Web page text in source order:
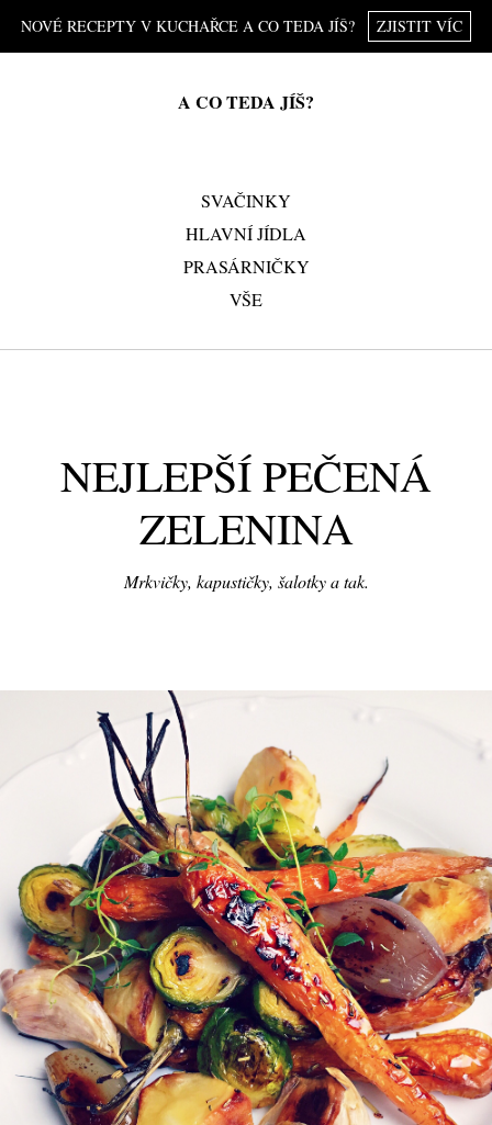
NOVÉ RECEPTY V KUCHAŘCE A CO TEDA JÍŠ? ZJISTIT VÍC
A CO TEDA JÍŠ?
SVAČINKY
HLAVNÍ JÍDLA
PRASÁRNIČKY
VŠE
NEJLEPŠÍ PEČENÁ
ZELENINA
Mrkvičky, kapustičky, šalotky a tak.